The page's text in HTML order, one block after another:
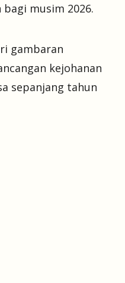
musim 2026.
gambaran
kejohanan
sepanjang tahun